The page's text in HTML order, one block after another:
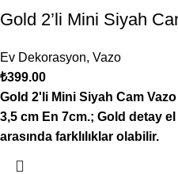
Gold 2’li Mini Siyah
Ev Dekorasyon, Vazo
₺399.00
Gold 2'li Mini Siyah Cam
3,5 cm En 7cm.; Gold detay
arasında farklılıklar olabilir.